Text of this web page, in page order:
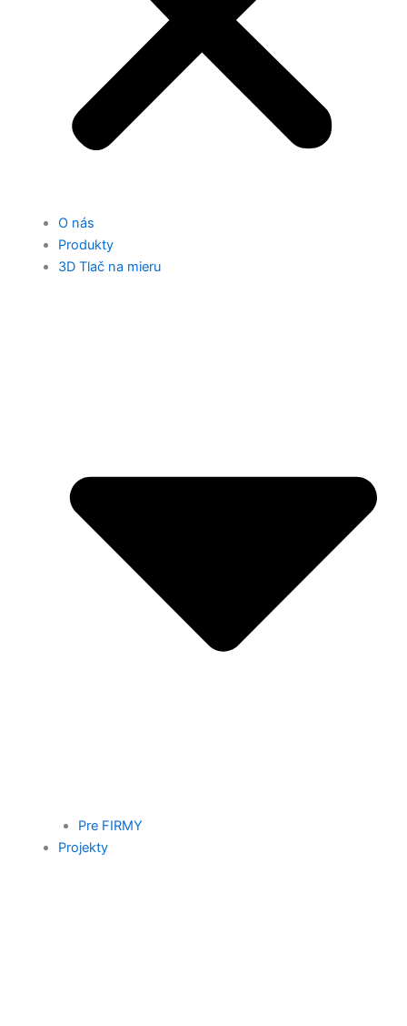
O nás
Produkty
3D Tlač na mieru
Pre FIRMY
Projekty